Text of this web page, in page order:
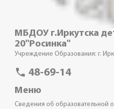
МБДОУ г.Иркутска
20"Росинка"
Учреждение Образования: г.
phone 48-69-14
Меню
Сведения об образовательной